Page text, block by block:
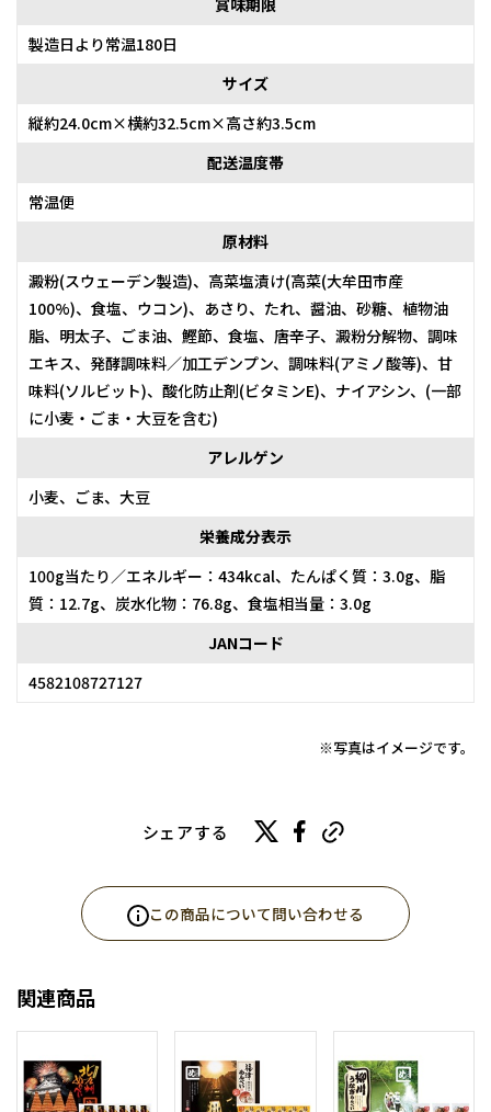
賞味期限
製造日より常温180日
サイズ
縦約24.0cm×横約32.5cm×高さ約3.5cm
配送温度帯
常温便
原材料
澱粉(スウェーデン製造)、高菜塩漬け(高菜(大牟田市産
100%)、食塩、ウコン)、あさり、たれ、醤油、砂糖、植物油
脂、明太子、ごま油、鰹節、食塩、唐辛子、澱粉分解物、調味
エキス、発酵調味料／加工デンプン、調味料(アミノ酸等)、甘
味料(ソルビット)、酸化防止剤(ビタミンE)、ナイアシン、(一部
に小麦・ごま・大豆を含む)
アレルゲン
小麦、ごま、大豆
栄養成分表示
100g当たり／エネルギー：434kcal、たんぱく質：3.0g、脂
質：12.7g、炭水化物：76.8g、食塩相当量：3.0g
JANコード
4582108727127
※写真はイメージです。
シェアする
この商品について問い合わせる
関連商品